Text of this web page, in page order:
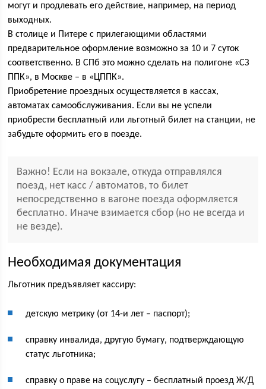
могут и продлевать его действие, например, на период
выходных.
В столице и Питере с прилегающими областями
предварительное оформление возможно за 10 и 7 суток
соответственно. В СПб это можно сделать на полигоне «СЗ
ППК», в Москве – в «ЦППК».
Приобретение проездных осуществляется в кассах,
автоматах самообслуживания. Если вы не успели
приобрести бесплатный или льготный билет на станции, не
забудьте оформить его в поезде.
Важно! Если на вокзале, откуда отправлялся
поезд, нет касс / автоматов, то билет
непосредственно в вагоне поезда оформляется
бесплатно. Иначе взимается сбор (но не всегда и
не везде).
Необходимая документация
Льготник предъявляет кассиру:
детскую метрику (от 14-и лет – паспорт);
справку инвалида, другую бумагу, подтверждающую
статус льготника;
справку о праве на соцуслугу – бесплатный проезд Ж/Д